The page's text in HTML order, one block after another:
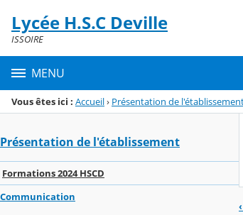
Menu de la rubrique
Contenu
Lycée H.S.C Deville
ISSOIRE
MENU
Vous êtes ici : Accueil› Présentation de
Présentation de l'établissement
Formations 2024 HSCD
Communication
‹